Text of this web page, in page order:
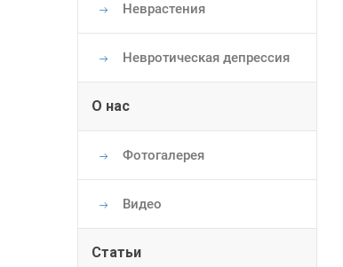
Неврастения
Невротическая депрессия
О нас
Фотогалерея
Видео
Статьи